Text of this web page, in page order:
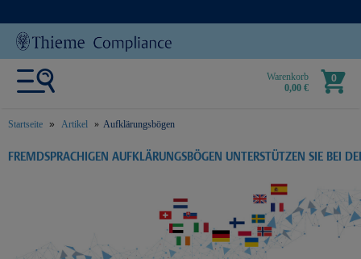
Warenkorb
0,00 €
0
Startseite Artikel Aufklärungsbögen
text.skipToContent
text.skipToNavigation
FREMDSPRACHIGEN AUFKLÄRUNGSBÖGEN UNTERSTÜTZEN SIE BEI